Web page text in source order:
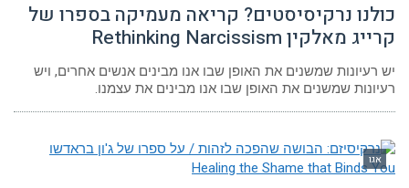
כולנו נרקיסיסטים? קריאה מעמיקה בספרו של
קרייג מאלקין Rethinking Narcissism
יש רעיונות שמשנים את האופן שבו אנו מבינים אנשים אחרים, ויש
רעיונות שמשנים את האופן שבו אנו מבינים את עצמנו.
אגו